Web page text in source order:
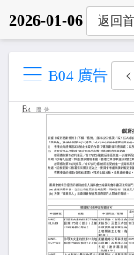
2026-01-06 返回
B04 廣告